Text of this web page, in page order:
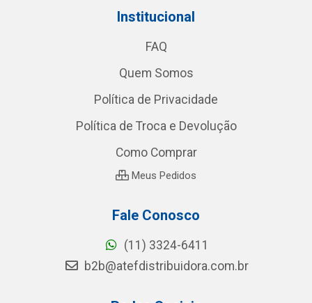
Institucional
FAQ
Quem Somos
Política de Privacidade
Política de Troca e Devolução
Como Comprar
Meus Pedidos
Fale Conosco
(11) 3324-6411
b2b@atefdistribuidora.com.br